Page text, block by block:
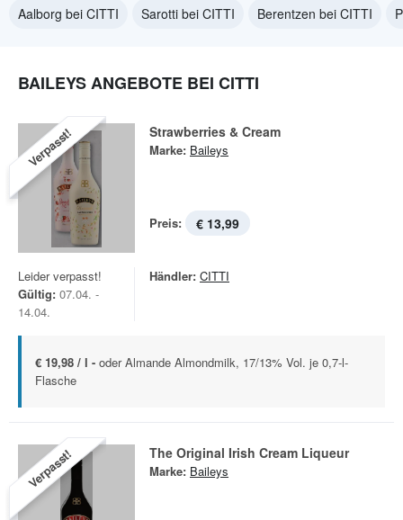
Aalborg bei CITTI
Sarotti bei CITTI Berentzen bei CITTI
BAILEYS ANGEBOTE BEI CITTI
Verpasst! Strawberries & Cream
Marke: Baileys
Preis: € 13,99
Leider verpasst!
Gültig: 07.04. -
14.04.
Händler: CITTI
€ 19,98 / l - oder Almande Almondmilk, 17/13% Vol. je 0,7-l-
Flasche
Verpasst! The Original Irish Cream Liqueur
Marke: Baileys